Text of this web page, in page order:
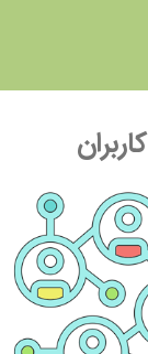
کاربران